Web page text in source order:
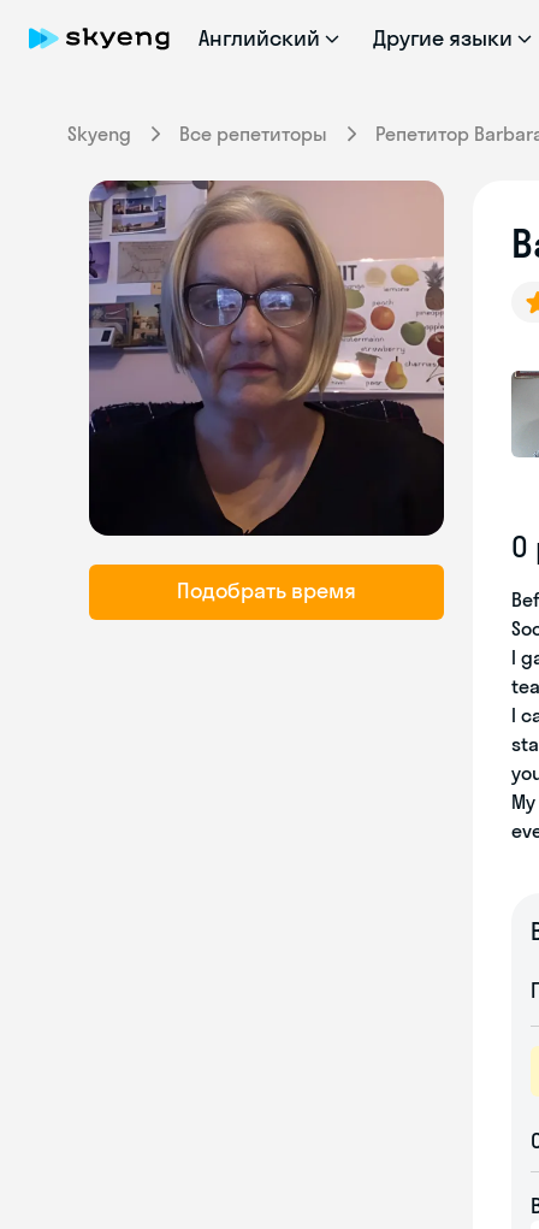
Английский Другие языки
Skyeng Все репетиторы Репетитор
Подобрать время
О
I
I